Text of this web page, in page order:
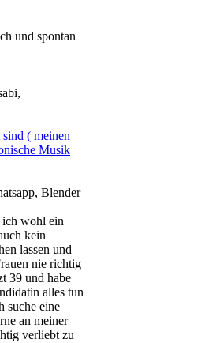
und spontan
( meinen
Musik
Blender
ich wohl ein
kein
lassen und
nie richtig
39 und habe
alles tun
suche eine
an meiner
verliebt zu